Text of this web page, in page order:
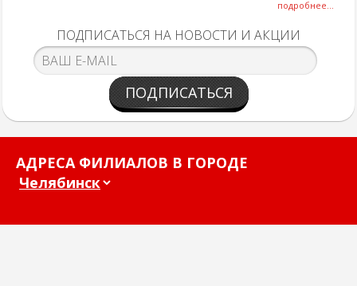
подробнее...
ПОДПИСАТЬСЯ НА НОВОСТИ И АКЦИИ
ПОДПИСАТЬСЯ
АДРЕСА ФИЛИАЛОВ В ГОРОДЕ